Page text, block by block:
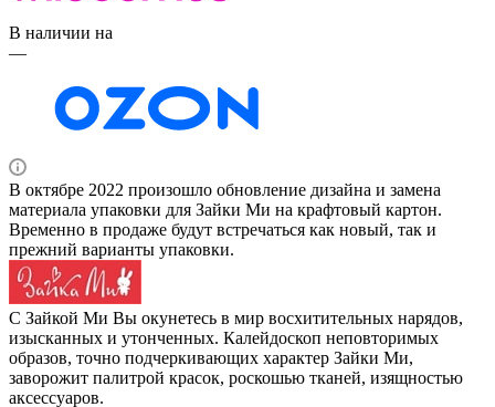
В наличии на
—
В октябре 2022 произошло обновление дизайна и замена
материала упаковки для Зайки Ми на крафтовый картон.
Временно в продаже будут встречаться как новый, так и
прежний варианты упаковки.
С Зайкой Ми Вы окунетесь в мир восхитительных нарядов,
изысканных и утонченных. Калейдоскоп неповторимых
образов, точно подчеркивающих характер Зайки Ми,
заворожит палитрой красок, роскошью тканей, изящностью
аксессуаров.